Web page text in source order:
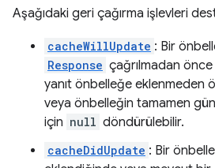
Aşağıdaki geri çağırma işlevleri
cacheWillUpdate : Bir
Response çağrılmadan önce
yanıt önbelleğe eklenmeden
veya önbelleğin tamamen
için null döndürülebilir.
cacheDidUpdate : Bir